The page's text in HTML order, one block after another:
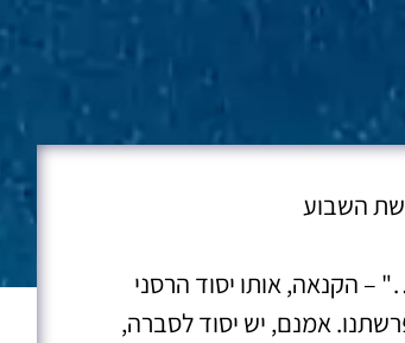
השבוע
– הקנאה, אותו יסוד הרסני
אמנם, יש יסוד לסברה,